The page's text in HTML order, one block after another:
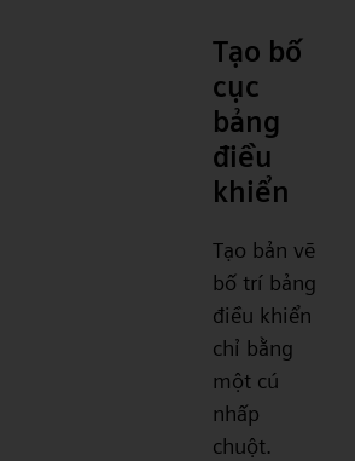
Tạo bố
cục
bảng
điều
khiển
Tạo bản vẽ
bố trí bảng
điều khiển
chỉ bằng
một cú
nhấp
chuột.